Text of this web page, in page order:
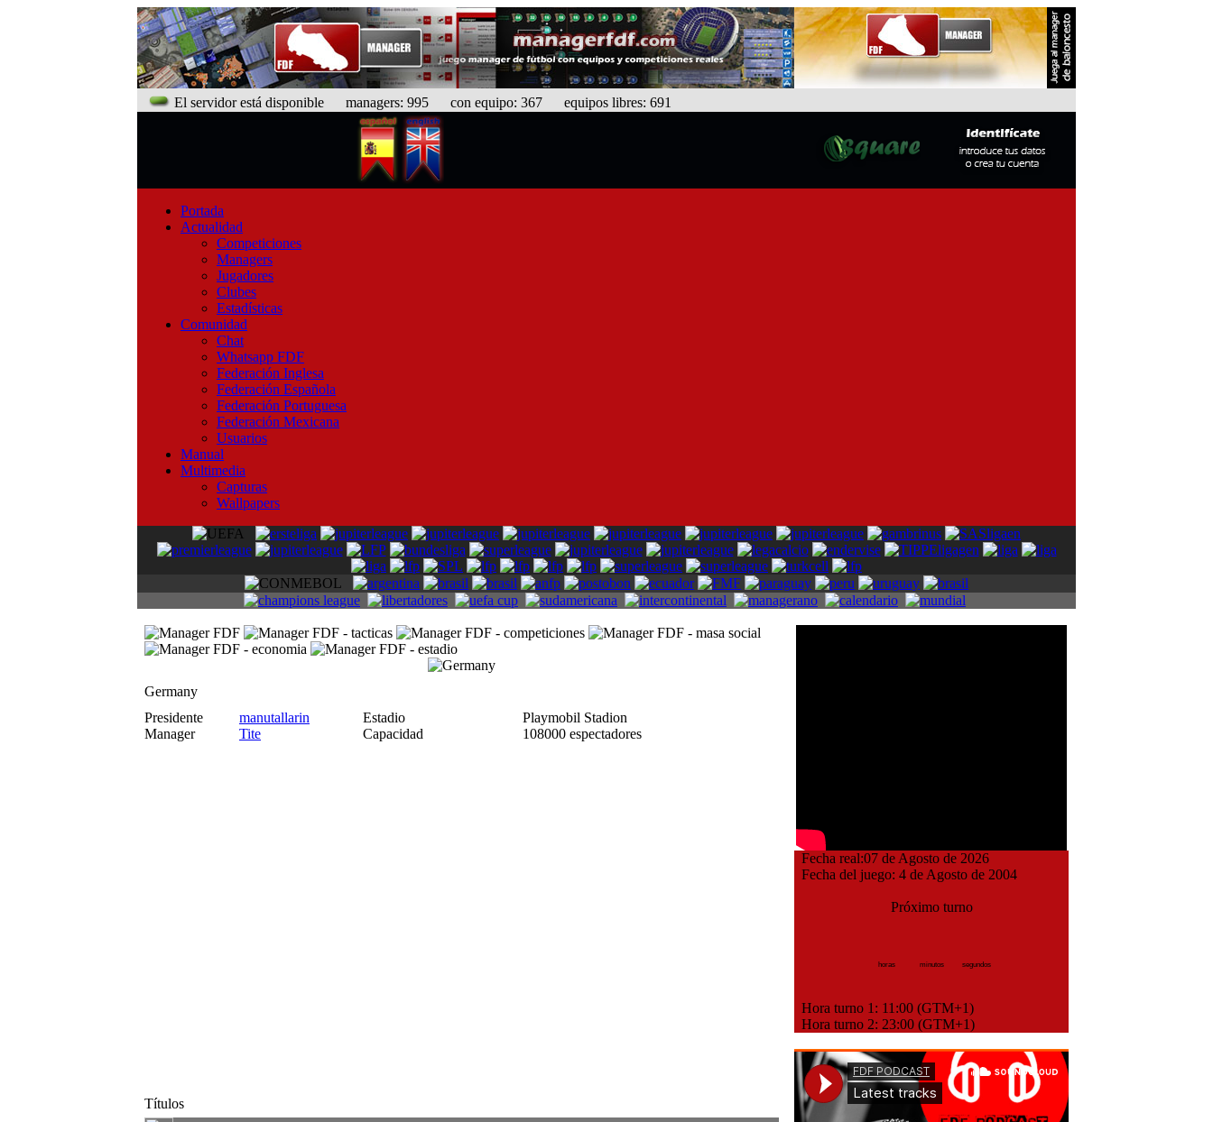
El servidor está disponible managers: 995 con equipo: 367 equipos libres: 691
Portada
Actualidad
Competiciones
Managers
Jugadores
Clubes
Estadísticas
Comunidad
Chat
Whatsapp FDF
Federación Inglesa
Federación Española
Federación Portuguesa
Federación Mexicana
Usuarios
Manual
Multimedia
Capturas
Wallpapers
Germany
Presidente
manutallarin Estadio
Playmobil Stadion
Manager
Tite Capacidad 108000 espectadores
Títulos
Fecha real:07 de Agosto de 2026
Fecha del juego: 4 de Agosto de 2004
Próximo turno
horas minutos segundos
Hora turno 1: 11:00 (GTM+1)
Hora turno 2: 23:00 (GTM+1)